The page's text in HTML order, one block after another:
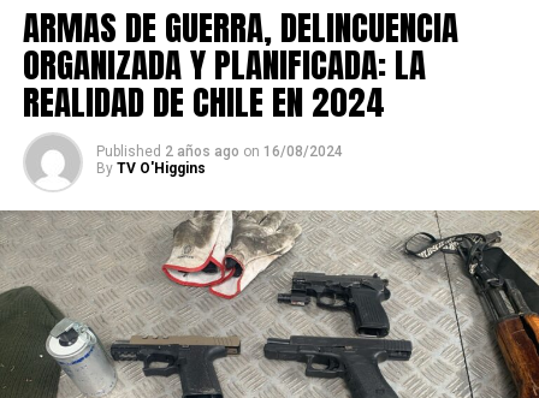
ARMAS DE GUERRA, DELINCUENCIA
ORGANIZADA Y PLANIFICADA: LA
REALIDAD DE CHILE EN 2024
Published 2 años ago on 16/08/2024
By TV O'Higgins